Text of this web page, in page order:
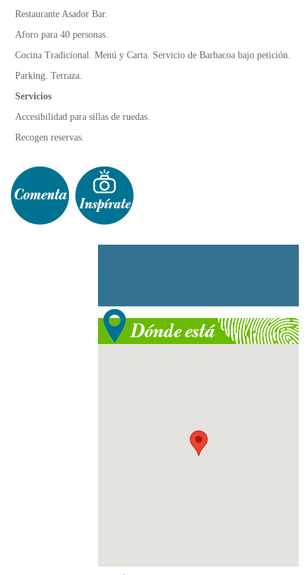
Restaurante Asador Bar.
Aforo para 40 personas.
Cocina Tradicional. Menú y Carta. Servicio de Barbacoa bajo petición.
Parking. Terraza.
Servicios
Accesibilidad para sillas de ruedas.
Recogen reservas.